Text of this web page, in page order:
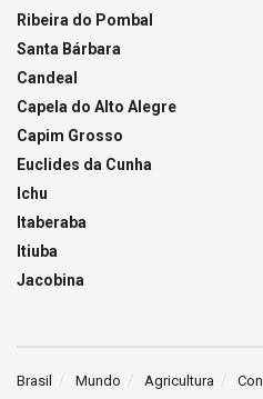
Ribeira do Pombal
Santa Bárbara
Candeal
Capela do Alto Alegre
Capim Grosso
Euclides da Cunha
Ichu
Itaberaba
Itiuba
Jacobina
Brasil Mundo Agricultura